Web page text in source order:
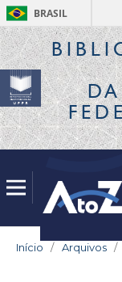
BRASIL
Início / Arquivos /